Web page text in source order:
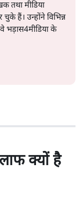
मीडिया
हैं। उन्होंने विभिन्न
भड़ास4मीडिया के
क्यों है